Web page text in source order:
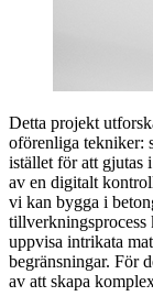
Detta projekt
oförenliga tekniker:
istället för att gjutas
av en digitalt
vi kan bygga i
tillverkningsprocess
uppvisa intrikata
begränsningar. För
av att skapa